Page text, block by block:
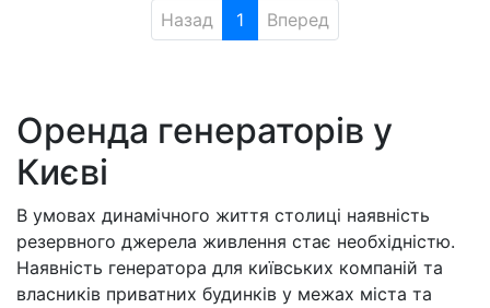
Назад 1 Вперед
Оренда генераторів у
Києві
В умовах динамічного життя столиці наявність
резервного джерела живлення стає необхідністю.
Наявність генератора для київських компаній та
власників приватних будинків у межах міста та